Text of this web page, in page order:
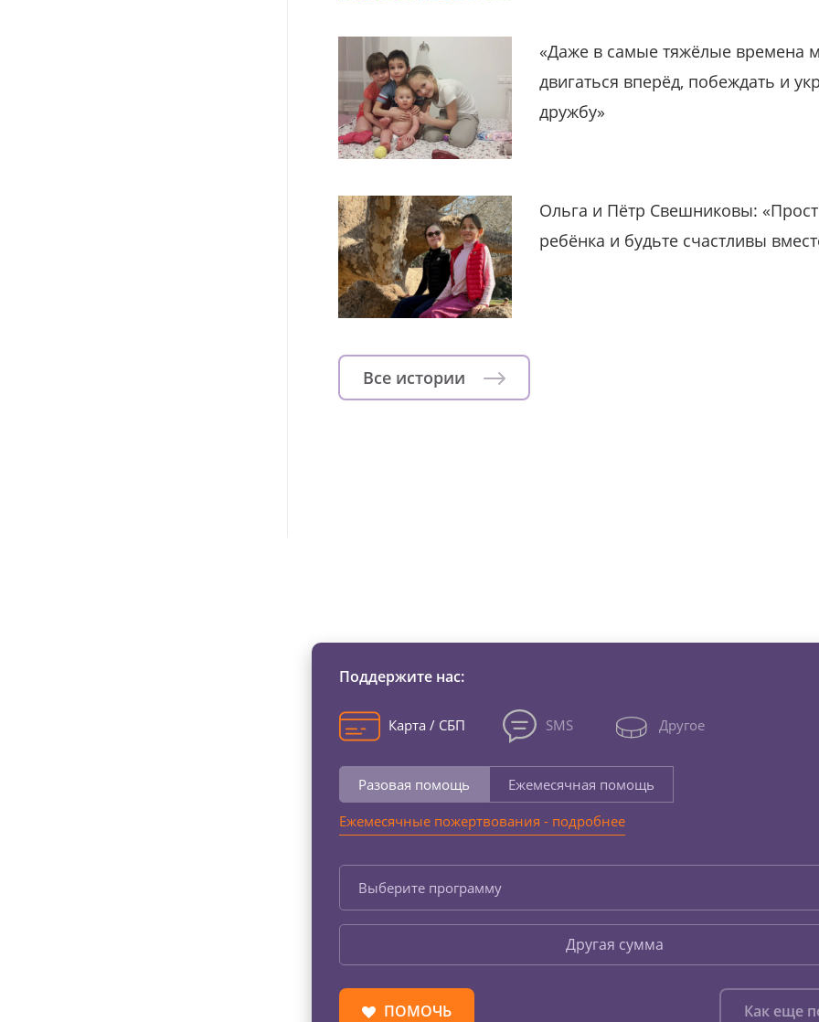
«Даже в самые тяжёлые времена
двигаться вперёд, побеждать и
дружбу»
Ольга и Пётр Свешниковы:
ребёнка и будьте счастливы
Все истории
Поддержите нас:
Карта / СБП SMS Другое
Разовая помощь
Ежемесячная помощь
Ежемесячные пожертвования - подробнее
Выберите программу
Другая сумма
ПОМОЧЬ Как еще